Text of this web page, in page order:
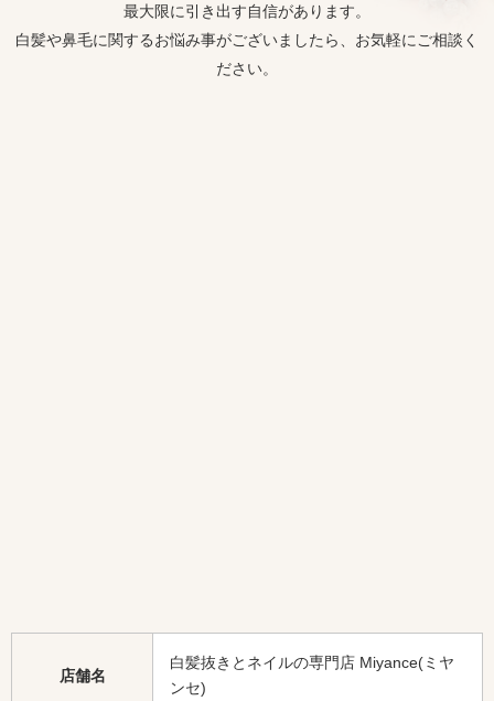
最大限に引き出す自信があります。
白髪や鼻毛に関するお悩み事がございましたら、お気軽にご相談く
ださい。
店舗名
白髪抜きとネイルの専門店 Miyance(ミヤ
ンセ)